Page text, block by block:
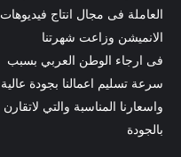
العاملة فى مجال انتاج فيديوهات
الانميشن وزاعت شهرتنا
فى ارجاء الوطن العربي بسبب
سرعة تسليم اعمالنا بجودة عالية
واسعارنا المناسبة والتي لاتقارن
بالجودة